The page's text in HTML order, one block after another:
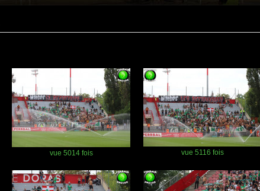
vue 5014 fois vue 5116 fois